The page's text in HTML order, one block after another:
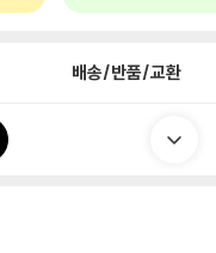
배송/반품/교환